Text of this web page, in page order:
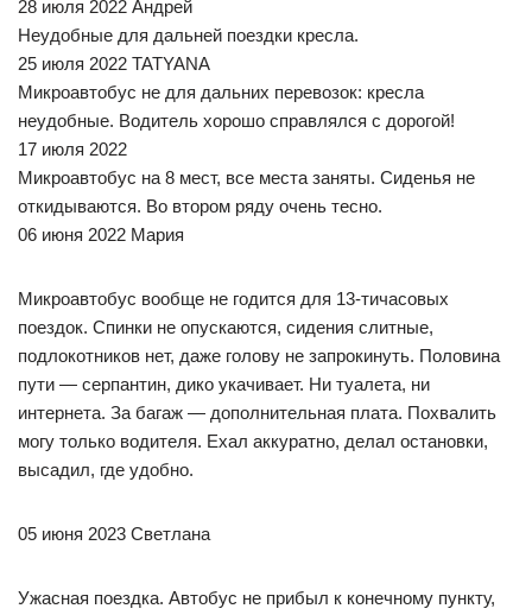
28 июля 2022 Андрей
Неудобные для дальней поездки кресла.
25 июля 2022 TATYANA
Микроавтобус не для дальних перевозок: кресла
неудобные. Водитель хорошо справлялся с дорогой!
17 июля 2022
Микроавтобус на 8 мест, все места заняты. Сиденья не
откидываются. Во втором ряду очень тесно.
06 июня 2022 Мария
Микроавтобус вообще не годится для 13-тичасовых
поездок. Спинки не опускаются, сидения слитные,
подлокотников нет, даже голову не запрокинуть. Половина
пути — серпантин, дико укачивает. Ни туалета, ни
интернета. За багаж — дополнительная плата. Похвалить
могу только водителя. Ехал аккуратно, делал остановки,
высадил, где удобно.
05 июня 2023 Светлана
Ужасная поездка. Автобус не прибыл к конечному пункту,